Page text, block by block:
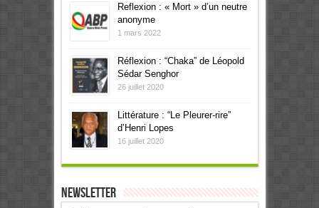
Reflexion : « Mort » d’un neutre
anonyme
1 mars 2022
Réflexion : “Chaka” de Léopold
Sédar Senghor
26 juillet 2020
Littérature : “Le Pleurer-rire”
d’Henri Lopes
16 juillet 2020
Newsletter